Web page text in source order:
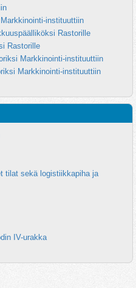
instituuttiin
Rastorille
Rastorille
Markkinointi-instituuttiin
Markkinointi-instituuttiin
tilat sekä logistiikkapiha ja
IV-urakka